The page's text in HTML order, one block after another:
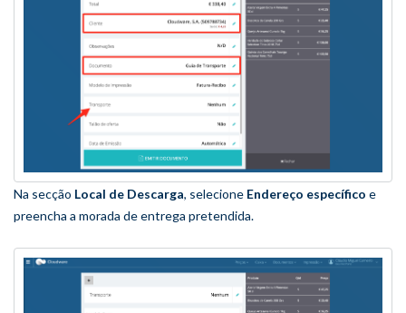
Na secção Local de Descarga, selecione Endereço específico e
preencha a morada de entrega pretendida.